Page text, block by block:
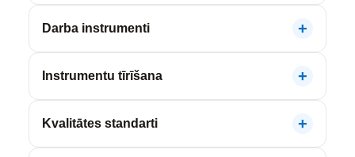
Darba instrumenti
Instrumentu tīrīšana
Kvalitātes standarti